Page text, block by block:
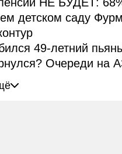
детском саду
49-летний
Очереди на